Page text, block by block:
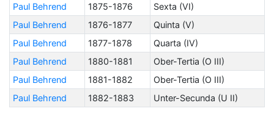
Paul Behrend
1875-1876
Sexta (VI)
Paul Behrend
1876-1877
Quinta (V)
Paul Behrend
1877-1878
Quarta (IV)
Paul Behrend
1880-1881
Ober-Tertia (O III)
Paul Behrend
1881-1882
Ober-Tertia (O III)
Paul Behrend
1882-1883 Unter-Secunda (U II)